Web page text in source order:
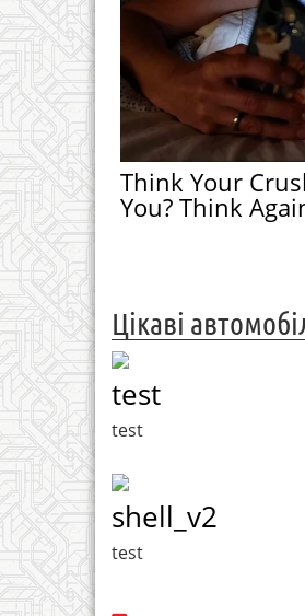
Think Your
You? Think
Цікаві
test
test
shell_v2
test